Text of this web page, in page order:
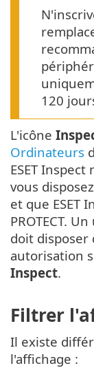
120
L'icône
Ordinateurs
ESET
vous
et que ESET
PROTECT.
doit disposer
autorisation
Inspect.
Filtrer
Il existe
l'affichage :